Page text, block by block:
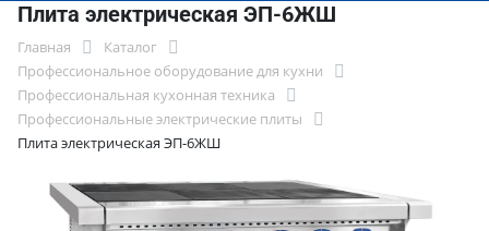
Плита электрическая ЭП-6ЖШ
Главная
Каталог
Профессиональное оборудование для кухни
Профессиональная кухонная техника
Профессиональные электрические плиты
Плита электрическая ЭП-6ЖШ